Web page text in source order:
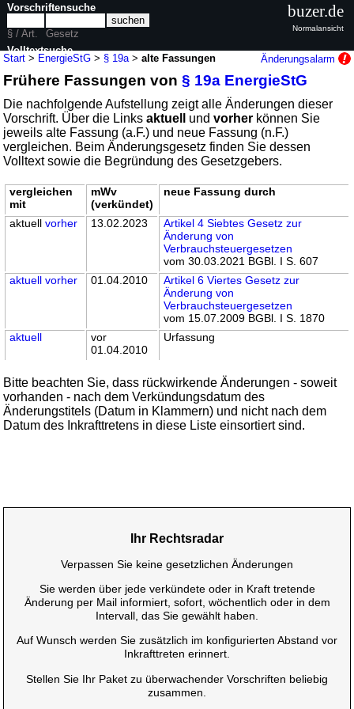
Start > EnergieStG > § 19a >alte Fassungen Änderungsalarm
Frühere Fassungen von§ 19a EnergieStG
Die nachfolgende Aufstellung zeigt alle Änderungen dieser
Vorschrift. Über die Linksaktuell undvorher können Sie
jeweils alte Fassung (a.F.) und neue Fassung (n.F.)
vergleichen. Beim Änderungsgesetz finden Sie dessen
Volltext sowie die Begründung des Gesetzgebers.
vergleichen
mit
mWv
(verkündet)
neue Fassung durch
aktuellvorher 13.02.2023
Artikel 4 Siebtes Gesetz zur
Änderung von
Verbrauchsteuergesetzen
vom 30.03.2021 BGBl. I S. 607
aktuell vorher 01.04.2010
Artikel 6 Viertes Gesetz zur
Änderung von
Verbrauchsteuergesetzen
vom 15.07.2009 BGBl. I S. 1870
aktuell
vor
01.04.2010
Urfassung
Bitte beachten Sie, dass rückwirkende Änderungen - soweit
vorhanden - nach dem Verkündungsdatum des
Änderungstitels (Datum in Klammern) und nicht nach dem
Datum des Inkrafttretens in diese Liste einsortiert sind.
Vorschriftensuche
§ / Art.
Gesetz
Volltextsuche
nur in EnergieStG
buzer.de
Normalansicht
Ihr Rechtsradar
Verpassen Sie keine gesetzlichen Änderungen
Sie werden über jede verkündete oder in Kraft tretende
Änderung per Mail informiert, sofort, wöchentlich oder in dem
Intervall, das Sie gewählt haben.
Auf Wunsch werden Sie zusätzlich im konfigurierten Abstand vor
Inkrafttreten erinnert.
Stellen Sie Ihr Paket zu überwachender Vorschriften beliebig
zusammen.